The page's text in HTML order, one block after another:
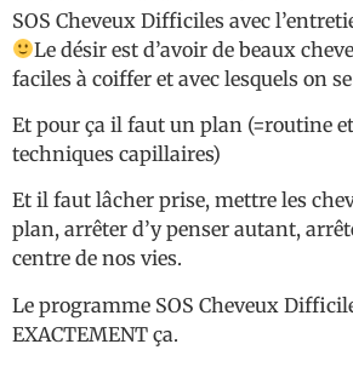
SOS Cheveux Difficiles avec
Le désir est d’avoir de beaux
faciles à coiffer et avec lesquels on
Et pour ça il faut un plan (=routine
techniques capillaires)
Et il faut lâcher prise, mettre les
plan, arrêter d’y penser autant,
centre de nos vies.
Le programme SOS Cheveux
EXACTEMENT ça.